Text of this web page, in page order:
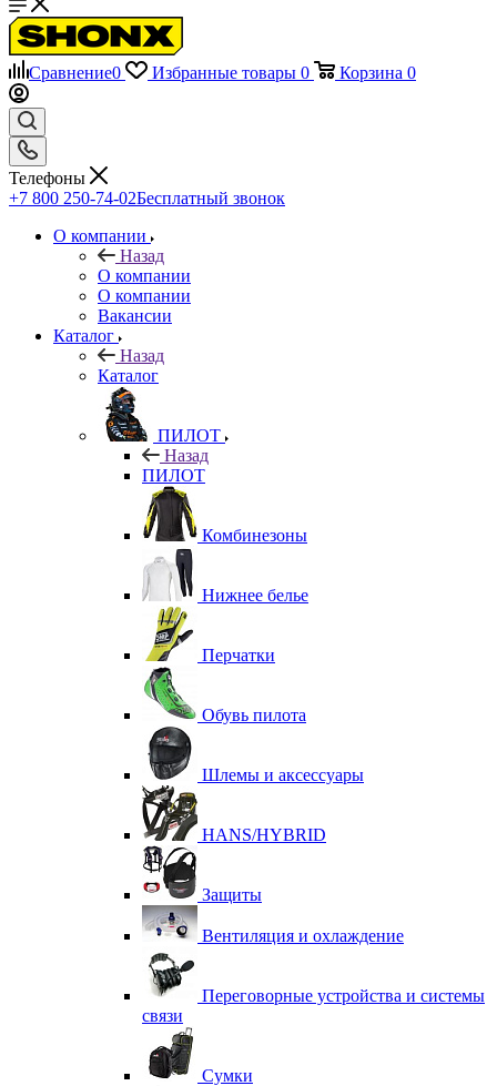
Сравнение0 Избранные товары 0 Корзина 0
Телефоны
+7 800 250-74-02Бесплатный звонок
О компании
Назад
О компании
О компании
Вакансии
Каталог
Назад
Каталог
ПИЛОТ
Назад
ПИЛОТ
Комбинезоны
Нижнее белье
Перчатки
Обувь пилота
Шлемы и аксессуары
HANS/HYBRID
Защиты
Вентиляция и охлаждение
Переговорные устройства и системы
связи
Сумки